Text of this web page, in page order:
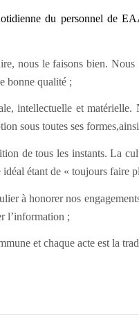
du personnel de
nous le faisons bien.
bonne qualité ;
intellectuelle et
sous toutes ses
de tous les instants. La
étant de « toujours faire
à honorer nos
l’information ;
et chaque acte est la